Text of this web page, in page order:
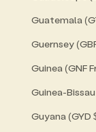
Guatemala
Guernsey
Guinea (GNF
Guinea-Bissau
Guyana (GYD